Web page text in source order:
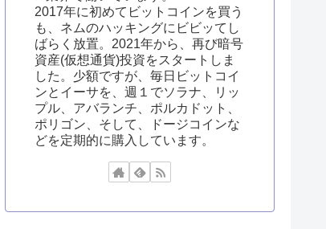
2017年に初めてビットコインを買う
も、ネムのハッキングにビビッてし
ばらく放置。2021年から、再び暗号
資産(仮想通貨)投資をスタートしま
した。少額ですが、毎日ビットコイ
ンとイーサを、週１でソラナ、リッ
プル、アバランチ、ポルカドット、
ポリゴン、そして、ドージコインな
どを定期的に購入しています。